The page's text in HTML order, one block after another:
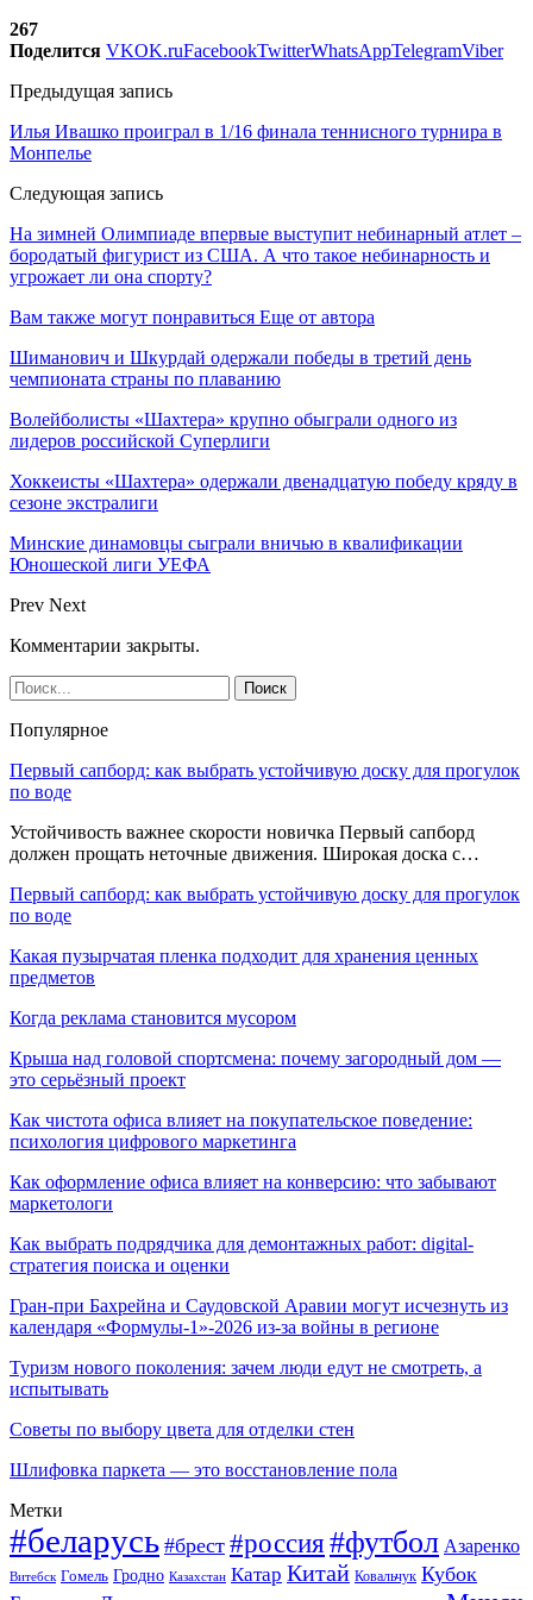
267
Поделится VKOK.ruFacebookTwitterWhatsAppTelegramViber
Предыдущая запись
Илья Ивашко проиграл в 1/16 финала теннисного турнира в
Монпелье
Следующая запись
На зимней Олимпиаде впервые выступит небинарный атлет –
бородатый фигурист из США. А что такое небинарность и
угрожает ли она спорту?
Вам также могут понравиться Еще от автора
Шиманович и Шкурдай одержали победы в третий день
чемпионата страны по плаванию
Волейболисты «Шахтера» крупно обыграли одного из
лидеров российской Суперлиги
Хоккеисты «Шахтера» одержали двенадцатую победу кряду в
сезоне экстралиги
Минские динамовцы сыграли вничью в квалификации
Юношеской лиги УЕФА
Prev Next
Комментарии закрыты.
Популярное
Первый сапборд: как выбрать устойчивую доску для прогулок
по воде
Устойчивость важнее скорости новичка Первый сапборд
должен прощать неточные движения. Широкая доска с…
Первый сапборд: как выбрать устойчивую доску для прогулок
по воде
Какая пузырчатая пленка подходит для хранения ценных
предметов
Когда реклама становится мусором
Крыша над головой спортсмена: почему загородный дом —
это серьёзный проект
Как чистота офиса влияет на покупательское поведение:
психология цифрового маркетинга
Как оформление офиса влияет на конверсию: что забывают
маркетологи
Как выбрать подрядчика для демонтажных работ: digital-
стратегия поиска и оценки
Гран-при Бахрейна и Саудовской Аравии могут исчезнуть из
календаря «Формулы-1»-2026 из-за войны в регионе
Туризм нового поколения: зачем люди едут не смотреть, а
испытывать
Советы по выбору цвета для отделки стен
Шлифовка паркета — это восстановление пола
Метки
#беларусь #брест #россия#футбол Азаренко
Витебск Гомель Гродно Казахстан Катар Китай Ковальчук Кубок